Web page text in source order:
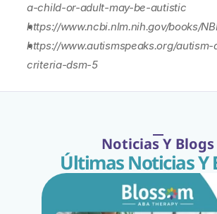
a-child-or-adult-may-be-autistic
https://www.ncbi.nlm.nih.gov/books/
https://www.autismspeaks.org/
criteria-dsm-5
Noticias Y Blogs
Últimas Noticias Y